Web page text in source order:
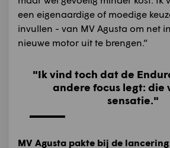
een eigenaardige of moedige
invullen - van MV Agusta om net
nieuwe motor uit te brengen.”
"Ik vind toch dat de
andere focus legt: die
sensatie."
MV Agusta pakte bij de